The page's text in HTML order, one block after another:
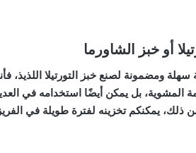
أو خبز الشاورما
ومضمونة لصنع خبز التورتيلا
المشوية، بل يمكن أيضًا استخدامه في
ذلك، يمكنكم تخزينه لفترة طويلة في